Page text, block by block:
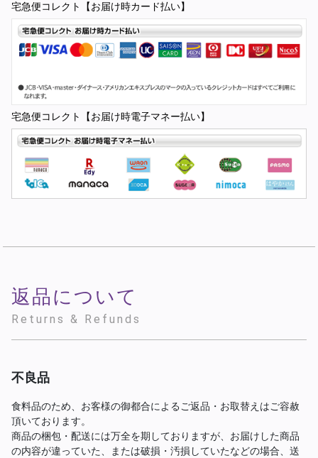
宅急便コレクト【お届け時カード払い】
宅急便コレクト【お届け時電子マネー払い】
返品について
Returns & Refunds
不良品
食料品のため、お客様の御都合によるご返品・お取替えはご容赦
頂いております。
商品の梱包・配送には万全を期しておりますが、お届けした商品
の内容が違っていた、または破損・汚損していたなどの場合、送